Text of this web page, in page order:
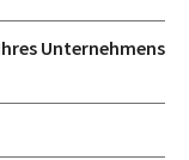
Unternehmens